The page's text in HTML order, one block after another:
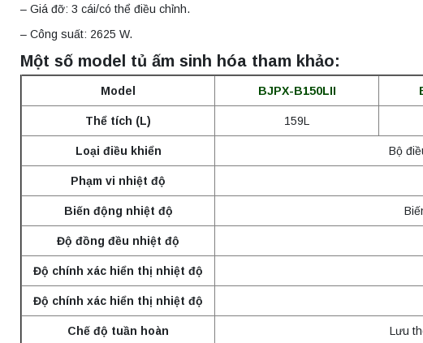
– Giá đỡ: 3 cái/có thể điều chỉnh.
– Công suất: 2625 W.
Một số model tủ ấm sinh hóa tham khảo:
Model BJPX-B150LII
Thể tích (L) 159L
Loại điều khiển Bộ
Phạm vi nhiệt độ
Biến động nhiệt độ
Độ đồng đều nhiệt độ
Độ chính xác hiển thị nhiệt độ
Độ chính xác hiển thị nhiệt độ
Chế độ tuần hoàn Lưu